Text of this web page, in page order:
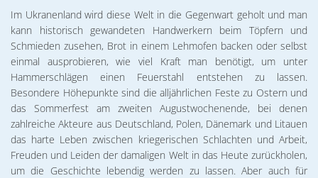
Im Ukranenland wird diese Welt in die Gegenwart geholt und man
kann historisch gewandeten Handwerkern beim Töpfern und
Schmieden zusehen, Brot in einem Lehmofen backen oder selbst
einmal ausprobieren, wie viel Kraft man benötigt, um unter
Hammerschlägen einen Feuerstahl entstehen zu lassen.
Besondere Höhepunkte sind die alljährlichen Feste zu Ostern und
das Sommerfest am zweiten Augustwochenende, bei denen
zahlreiche Akteure aus Deutschland, Polen, Dänemark und Litauen
das harte Leben zwischen kriegerischen Schlachten und Arbeit,
Freuden und Leiden der damaligen Welt in das Heute zurückholen,
um die Geschichte lebendig werden zu lassen. Aber auch für